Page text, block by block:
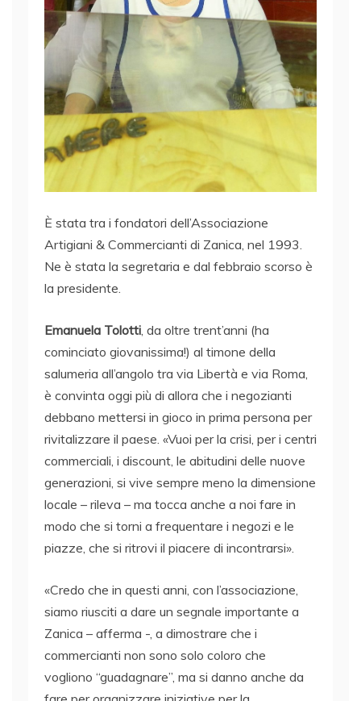
È stata tra i fondatori dell’Associazione
Artigiani & Commercianti di Zanica, nel 1993.
Ne è stata la segretaria e dal febbraio scorso è
la presidente.
Emanuela Tolotti , da oltre trent’anni (ha
cominciato giovanissima!) al timone della
salumeria all’angolo tra via Libertà e via Roma,
è convinta oggi più di allora che i negozianti
debbano mettersi in gioco in prima persona per
rivitalizzare il paese. «Vuoi per la crisi, per i centri
commerciali, i discount, le abitudini delle nuove
generazioni, si vive sempre meno la dimensione
locale – rileva – ma tocca anche a noi fare in
modo che si torni a frequentare i negozi e le
piazze, che si ritrovi il piacere di incontrarsi».
«Credo che in questi anni, con l’associazione,
siamo riusciti a dare un segnale importante a
Zanica – afferma -, a dimostrare che i
commercianti non sono solo coloro che
vogliono “guadagnare”, ma si danno anche da